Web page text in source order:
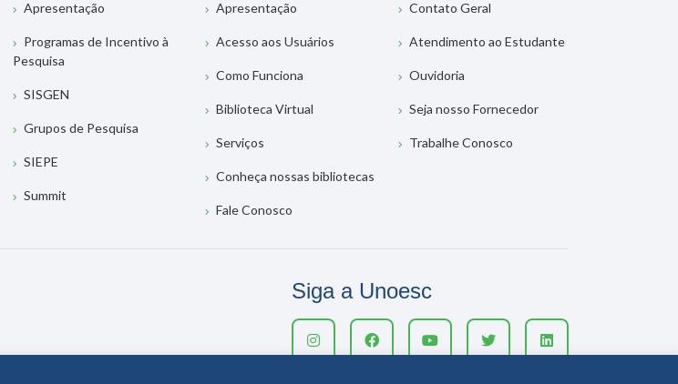
Apresentação
Programas de Incentivo à
Pesquisa
SISGEN
Grupos de Pesquisa
SIEPE
Summit
Apresentação
Acesso aos Usuários
Como Funciona
Biblioteca Virtual
Serviços
Conheça nossas bibliotecas
Fale Conosco
Contato Geral
Atendimento ao Estudante
Ouvidoria
Seja nosso Fornecedor
Trabalhe Conosco
Siga a Unoesc